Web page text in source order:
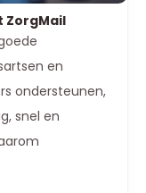
ZorgMail
en
ondersteunen,
snel en